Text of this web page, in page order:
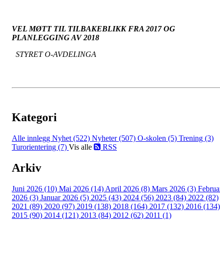
VEL MØTT TIL TILBAKEBLIKK FRA 2017 OG
PLANLEGGING AV 2018
STYRET O-AVDELINGA
Kategori
Alle innlegg Nyhet (522) Nyheter (507) O-skolen (5) Trening (3)
Turorientering (7) Vis alle RSS
Arkiv
Juni 2026 (10) Mai 2026 (14) April 2026 (8) Mars 2026 (3)
2026 (3) Januar 2026 (5) 2025 (43) 2024 (56) 2023 (84) 2022 (82)
2021 (89) 2020 (97) 2019 (138) 2018 (164) 2017 (132) 2016 (134)
2015 (90) 2014 (121) 2013 (84) 2012 (62) 2011 (1)